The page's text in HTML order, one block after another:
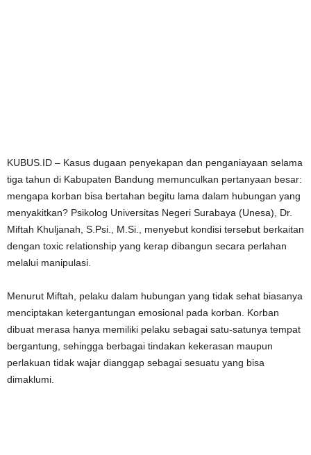
KUBUS.ID – Kasus dugaan penyekapan dan penganiayaan selama
tiga tahun di Kabupaten Bandung memunculkan pertanyaan besar:
mengapa korban bisa bertahan begitu lama dalam hubungan yang
menyakitkan? Psikolog Universitas Negeri Surabaya (Unesa), Dr.
Miftah Khuljanah, S.Psi., M.Si., menyebut kondisi tersebut berkaitan
dengan toxic relationship yang kerap dibangun secara perlahan
melalui manipulasi.
Menurut Miftah, pelaku dalam hubungan yang tidak sehat biasanya
menciptakan ketergantungan emosional pada korban. Korban
dibuat merasa hanya memiliki pelaku sebagai satu-satunya tempat
bergantung, sehingga berbagai tindakan kekerasan maupun
perlakuan tidak wajar dianggap sebagai sesuatu yang bisa
dimaklumi.